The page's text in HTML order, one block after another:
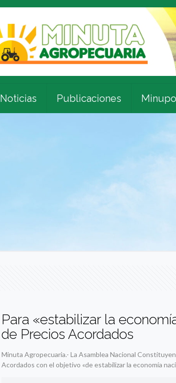
Noticias Publicaciones
Para «estabilizar la
de Precios Acordados
Minuta Agropecuaria.- La Asamblea Nacional
Acordados con el objetivo «de estabilizar la economía